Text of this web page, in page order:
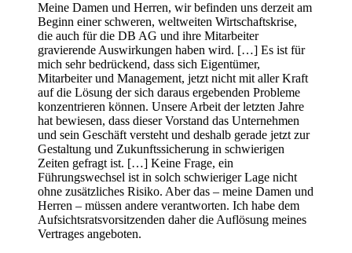
Meine Damen und Herren, wir befinden uns derzeit am
Beginn einer schweren, weltweiten Wirtschaftskrise,
die auch für die DB AG und ihre Mitarbeiter
gravierende Auswirkungen haben wird. […] Es ist für
mich sehr bedrückend, dass sich Eigentümer,
Mitarbeiter und Management, jetzt nicht mit aller Kraft
auf die Lösung der sich daraus ergebenden Probleme
konzentrieren können. Unsere Arbeit der letzten Jahre
hat bewiesen, dass dieser Vorstand das Unternehmen
und sein Geschäft versteht und deshalb gerade jetzt zur
Gestaltung und Zukunftssicherung in schwierigen
Zeiten gefragt ist. […] Keine Frage, ein
Führungswechsel ist in solch schwieriger Lage nicht
ohne zusätzliches Risiko. Aber das – meine Damen und
Herren – müssen andere verantworten. Ich habe dem
Aufsichtsratsvorsitzenden daher die Auflösung meines
Vertrages angeboten.